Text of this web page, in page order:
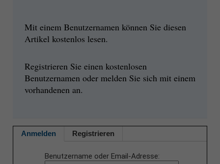
Mit einem Benutzernamen können Sie diesen
Artikel kostenlos lesen.
Registrieren Sie einen kostenlosen
Benutzernamen oder melden Sie sich mit einem
vorhandenen an.
Anmelden Registrieren
Benutzername oder Email-Adresse